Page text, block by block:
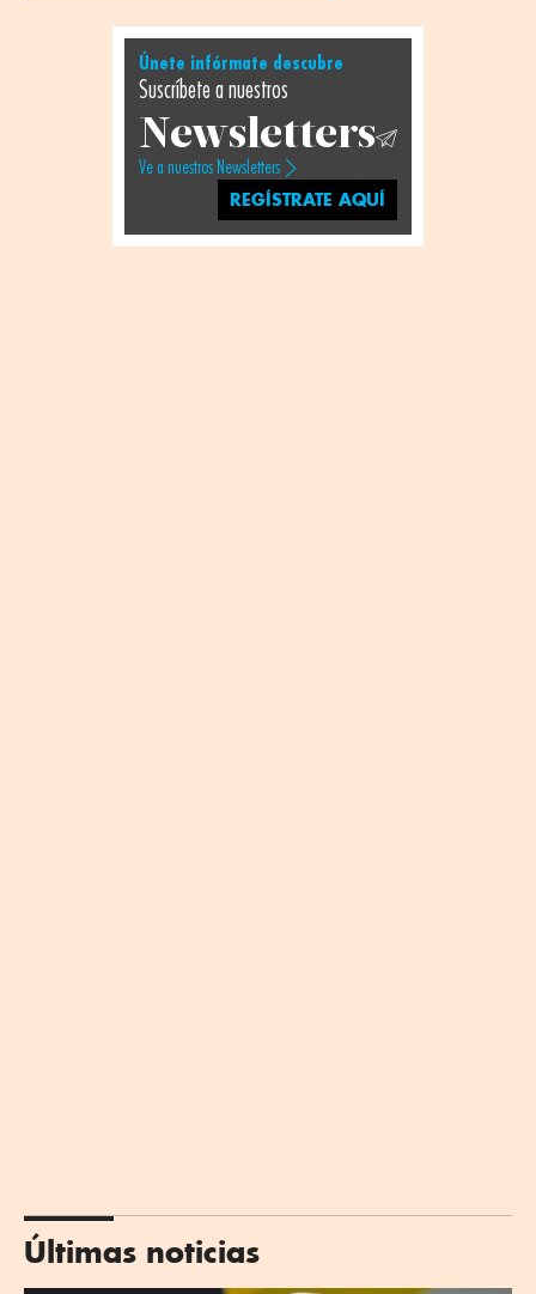
Únete infórmate descubre
Suscríbete a nuestros
Newsletters
Ve a nuestros Newsletters
REGÍSTRATE AQUÍ
Últimas noticias